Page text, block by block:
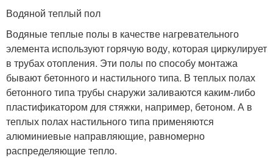
Водяной теплый пол
Водяные теплые полы в качестве нагревательного
элемента используют горячую воду, которая циркулирует
в трубах отопления. Эти полы по способу монтажа
бывают бетонного и настильного типа. В теплых полах
бетонного типа трубы снаружи заливаются каким-либо
пластификатором для стяжки, например, бетоном. А в
теплых полах настильного типа применяются
алюминиевые направляющие, равномерно
распределяющие тепло.